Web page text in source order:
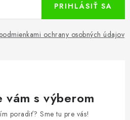
ochrany osobných údajov
PRIHLÁSIŤ SA
vám s výberom
poradiť? Sme tu pre vás!